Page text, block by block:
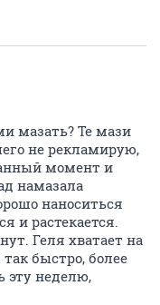
мазать? Те мази
не рекламирую,
момент и
намазала
наноситься
и растекается.
Геля хватает на
быстро, более
эту неделю,